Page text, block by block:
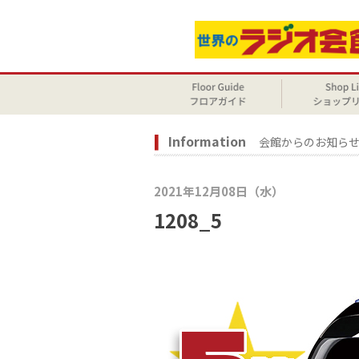
Information 会館からのお知らせ
2021年12月08日（水）
1208_5